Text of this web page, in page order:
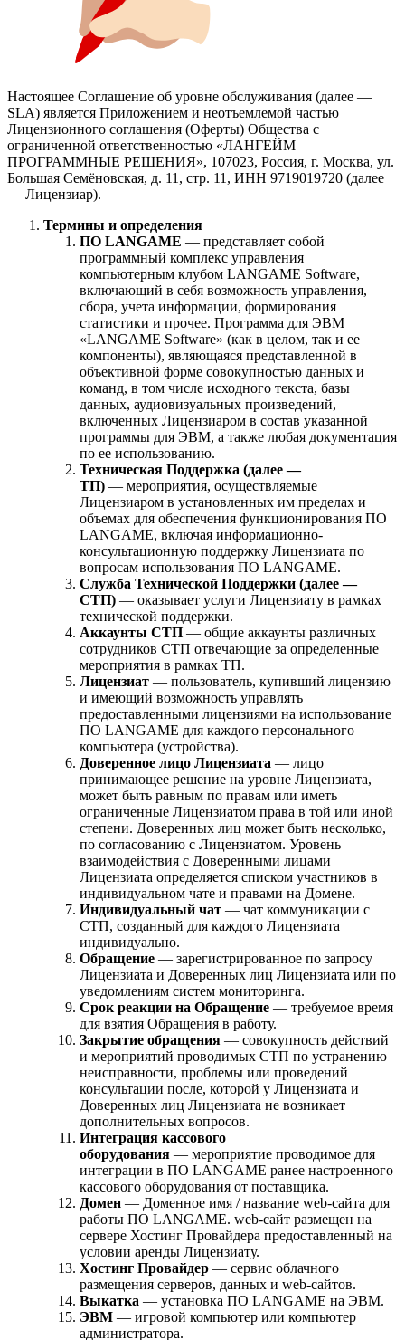
Настоящее Соглашение об уровне обслуживания (далее —
SLA) является Приложением и неотъемлемой частью
Лицензионного соглашения (Оферты) Общества с
ограниченной ответственностью «ЛАНГЕЙМ
ПРОГРАММНЫЕ РЕШЕНИЯ», 107023, Россия, г. Москва, ул.
Большая Семёновская, д. 11, стр. 11, ИНН 9719019720 (далее
— Лицензиар).
Термины и определения
ПО LANGAME — представляет собой
программный комплекс управления
компьютерным клубом LANGAME Software,
включающий в себя возможность управления,
сбора, учета информации, формирования
статистики и прочее. Программа для ЭВМ
«LANGAME Software» (как в целом, так и ее
компоненты), являющаяся представленной в
объективной форме совокупностью данных и
команд, в том числе исходного текста, базы
данных, аудиовизуальных произведений,
включенных Лицензиаром в состав указанной
программы для ЭВМ, а также любая документация
по ее использованию.
Техническая Поддержка (далее —
ТП) — мероприятия, осуществляемые
Лицензиаром в установленных им пределах и
объемах для обеспечения функционирования ПО
LANGAME, включая информационно-
консультационную поддержку Лицензиата по
вопросам использования ПО LANGAME.
Служба Технической Поддержки (далее —
СТП) — оказывает услуги Лицензиату в рамках
технической поддержки.
Аккаунты СТП — общие аккаунты различных
сотрудников СТП отвечающие за определенные
мероприятия в рамках ТП.
Лицензиат — пользователь, купивший лицензию
и имеющий возможность управлять
предоставленными лицензиями на использование
ПО LANGAME для каждого персонального
компьютера (устройства).
Доверенное лицо Лицензиата — лицо
принимающее решение на уровне Лицензиата,
может быть равным по правам или иметь
ограниченные Лицензиатом права в той или иной
степени. Доверенных лиц может быть несколько,
по согласованию с Лицензиатом. Уровень
взаимодействия с Доверенными лицами
Лицензиата определяется списком участников в
индивидуальном чате и правами на Домене.
Индивидуальный чат — чат коммуникации с
СТП, созданный для каждого Лицензиата
индивидуально.
Обращение — зарегистрированное по запросу
Лицензиата и Доверенных лиц Лицензиата или по
уведомлениям систем мониторинга.
Срок реакции на Обращение — требуемое время
для взятия Обращения в работу.
Закрытие обращения — совокупность действий
и мероприятий проводимых СТП по устранению
неисправности, проблемы или проведений
консультации после, которой у Лицензиата и
Доверенных лиц Лицензиата не возникает
дополнительных вопросов.
Интеграция кассового
оборудования — мероприятие проводимое для
интеграции в ПО LANGAME ранее настроенного
кассового оборудования от поставщика.
Домен — Доменное имя / название web-сайта для
работы ПО LANGAME. web-сайт размещен на
сервере Хостинг Провайдера предоставленный на
условии аренды Лицензиату.
Хостинг Провайдер — сервис облачного
размещения серверов, данных и web-сайтов.
Выкатка — установка ПО LANGAME на ЭВМ.
ЭВМ — игровой компьютер или компьютер
администратора.